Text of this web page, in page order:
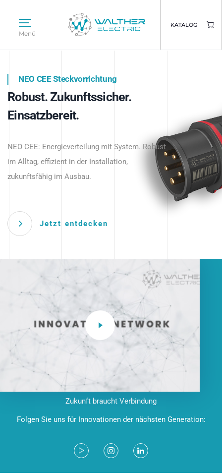
Menü
KATALOG
Intelligente Stromverteilung
beginnt hier.
NEO CEE Steckvorrichtung
Robust. Zukunftssicher.
Einsatzbereit.
NEO CEE: Energieverteilung mit System. Robust
im Alltag, effizient in der Installation,
zukunftsfähig im Ausbau.
Jetzt entdecken
Intelligenz trifft Energie.
Anwendungen – robust, IP-geschützt und
zukunftsfähig.
Zukunft braucht Verbindung
Folgen Sie uns für Innovationen der nächsten Generation: